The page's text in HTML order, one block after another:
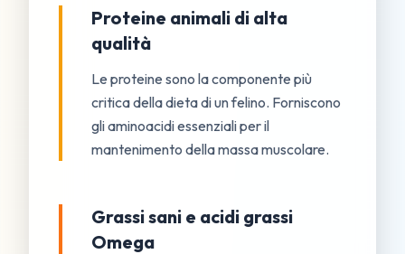
Proteine animali di alta
qualità
Le proteine sono la componente più
critica della dieta di un felino. Forniscono
gli aminoacidi essenziali per il
mantenimento della massa muscolare.
Grassi sani e acidi grassi
Omega